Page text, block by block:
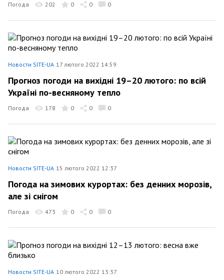
Погода 202 0 0 0
Новости SITE-UA 17 лютого 2022 14:59
Прогноз погоди на вихідні 19–20 лютого: по всій
Україні по-весняному тепло
Погода 178 0 0 0
Новости SITE-UA 15 лютого 2022 12:37
Погода на зимових курортах: без денних морозів,
але зі снігом
Погода 473 0 0 0
Новости SITE-UA 10 лютого 2022 13:37